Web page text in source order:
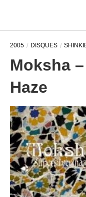
2005 DISQUES
Moksha
Haze